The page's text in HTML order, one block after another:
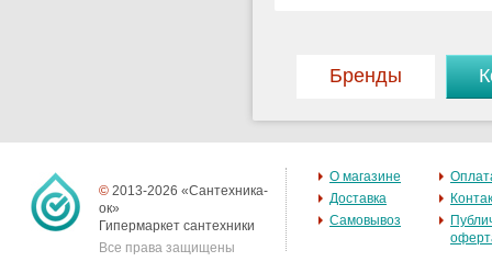
Бренды
© 2013-2026 «Сантехника-
ок»
Гипермаркет сантехники
Все права защищены
О магазине
Доставка
Самовывоз